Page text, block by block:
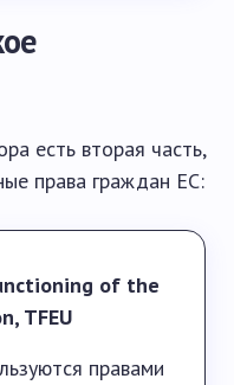
есть вторая часть,
права граждан ЕС:
of the
TFEU
правами